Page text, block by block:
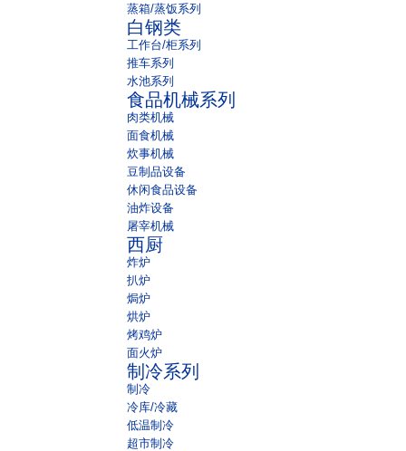
蒸箱/蒸饭系列
白钢类
工作台/柜系列
推车系列
水池系列
食品机械系列
肉类机械
面食机械
炊事机械
豆制品设备
休闲食品设备
油炸设备
屠宰机械
西厨
炸炉
扒炉
焗炉
烘炉
烤鸡炉
面火炉
制冷系列
制冷
冷库/冷藏
低温制冷
超市制冷